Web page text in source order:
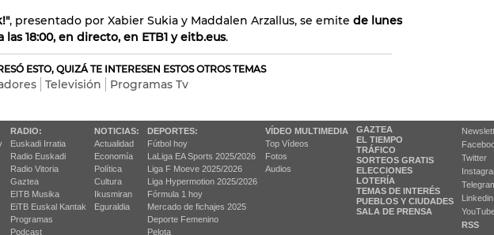
, presentado por Xabier Sukia y Maddalen Arzallus, se emite de lunes
las 18:00, en directo, en ETB1 y eitb.eus.
ESTO, QUIZÁ TE INTERESEN ESTOS OTROS TEMAS
Televisión Programas Tv
RADIO:
Euskadi Irratia
Radio Euskadi
Radio Vitoria
Gaztea
EITB Musika
EiTB Euskal Kantak
Programas
Podcast
NOTICIAS:
Actualidad
Economía
Política
Cultura
Ikusmiran
Eguraldia
DEPORTES:
Fútbol hoy
LaLiga EA Sports 2025/2026
Liga F Moeve 2025/2026
Liga Hypermotion 2025/2026
Fórmula 1 hoy
Mercado de fichajes 2025
Deporte Femenino
Pelota
VÍDEO MULTIMEDIA
Top Vídeos
Fotos
Audios
GAZTEA
EL TIEMPO
TRÁFICO
SORTEOS GRATIS
ELECCIONES
LOTERÍA
TEMAS DE INTERÉS
PUEBLOS Y CIUDADES
SALA DE PRENSA
Twitter
Linkedin
RSS